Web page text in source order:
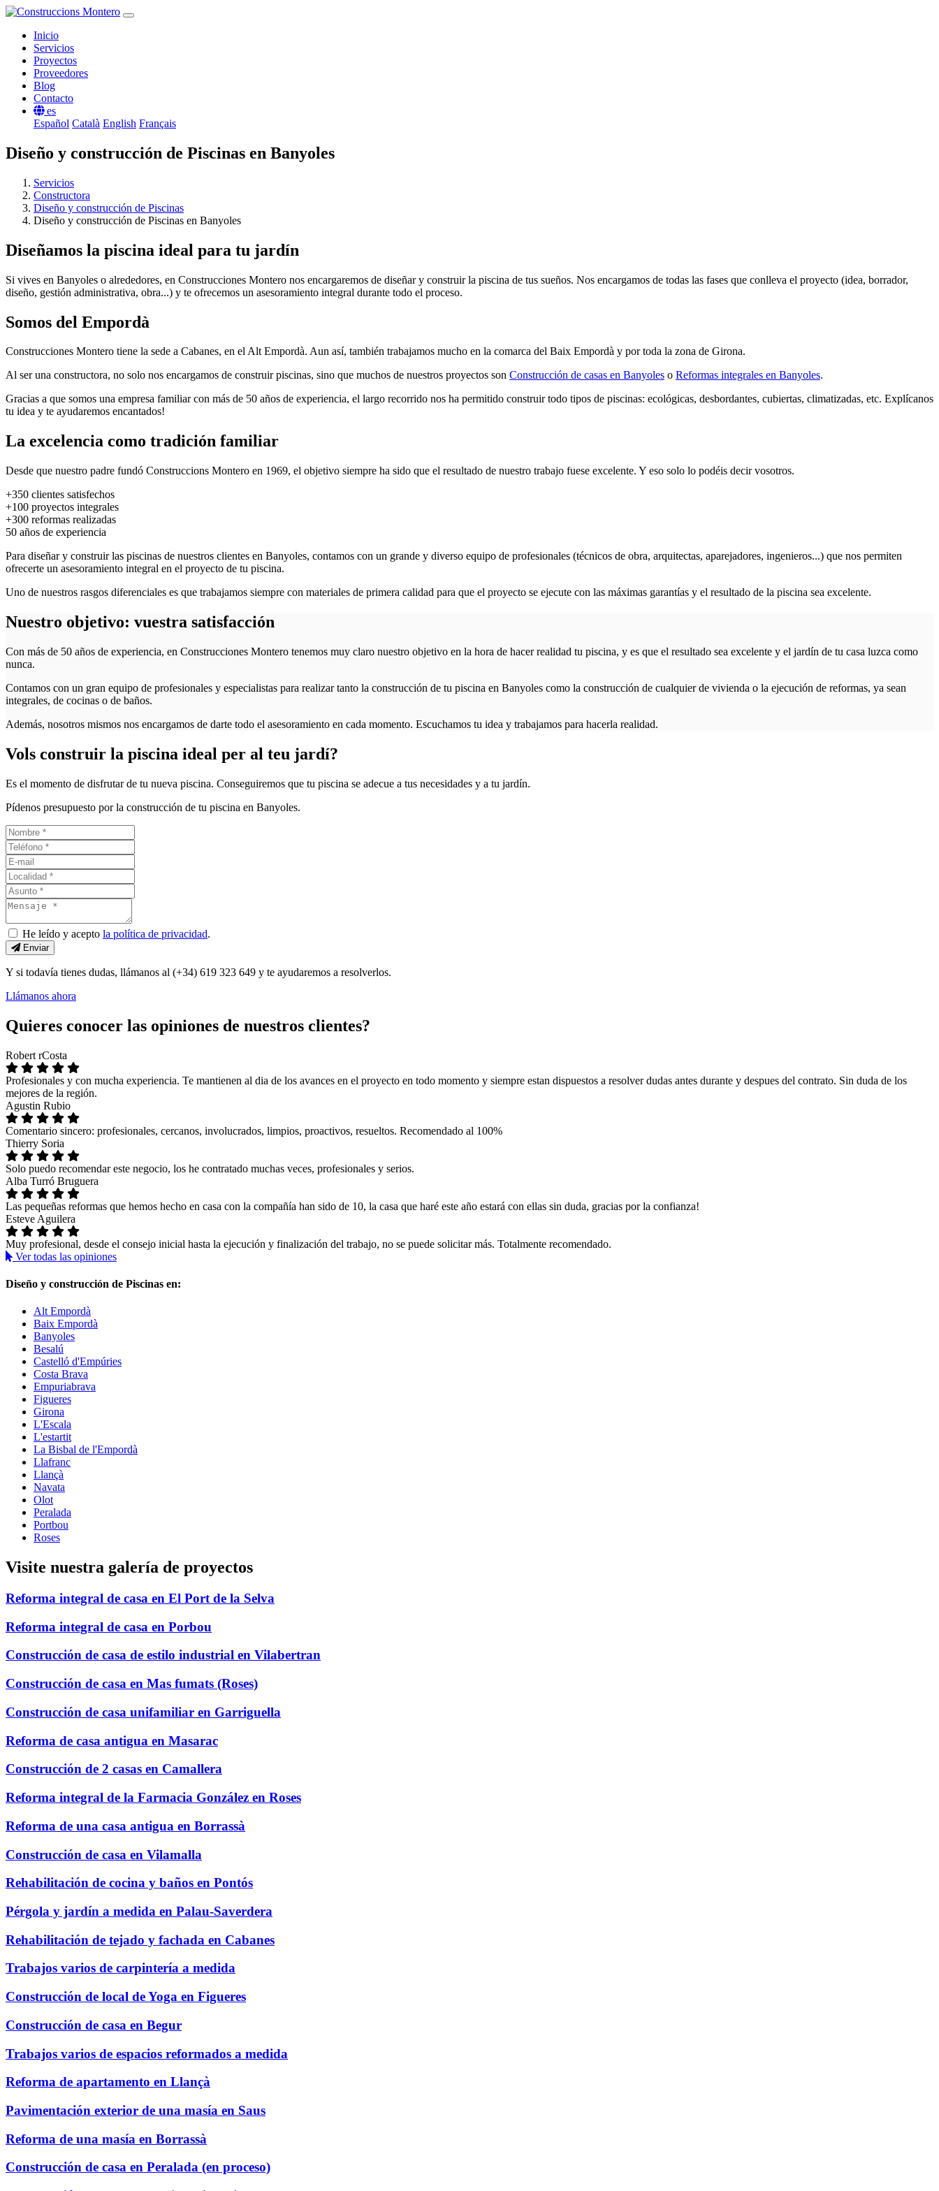
Inicio
Servicios
Proyectos
Proveedores
Blog
Contacto
es
Español Català English Français
Diseño y construcción de Piscinas en Banyoles
Servicios
Constructora
Diseño y construcción de Piscinas
Diseño y construcción de Piscinas en Banyoles
Diseñamos la piscina ideal para tu jardín
Si vives en Banyoles o alrededores, en Construcciones Montero nos encargaremos de diseñar y construir la piscina de tus sueños. Nos encargamos de todas las fases que conlleva el proyecto (idea, borrador,
diseño, gestión administrativa, obra...) y te ofrecemos un asesoramiento integral durante todo el proceso.
Somos del Empordà
Construcciones Montero tiene la sede a Cabanes, en el Alt Empordà. Aun así, también trabajamos mucho en la comarca del Baix Empordà y por toda la zona de Girona.
Al ser una constructora, no solo nos encargamos de construir piscinas, sino que muchos de nuestros proyectos son Construcción de casas en Banyoles o Reformas integrales en Banyoles.
Gracias a que somos una empresa familiar con más de 50 años de experiencia, el largo recorrido nos ha permitido construir todo tipos de piscinas: ecológicas, desbordantes, cubiertas, climatizadas, etc. Explícanos
tu idea y te ayudaremos encantados!
La excelencia como tradición familiar
Desde que nuestro padre fundó Construccions Montero en 1969, el objetivo siempre ha sido que el resultado de nuestro trabajo fuese excelente. Y eso solo lo podéis decir vosotros.
+350 clientes satisfechos
+100 proyectos integrales
+300 reformas realizadas
50 años de experiencia
Para diseñar y construir las piscinas de nuestros clientes en Banyoles, contamos con un grande y diverso equipo de profesionales (técnicos de obra, arquitectas, aparejadores, ingenieros...) que nos permiten
ofrecerte un asesoramiento integral en el proyecto de tu piscina.
Uno de nuestros rasgos diferenciales es que trabajamos siempre con materiales de primera calidad para que el proyecto se ejecute con las máximas garantías y el resultado de la piscina sea excelente.
Nuestro objetivo: vuestra satisfacción
Con más de 50 años de experiencia, en Construcciones Montero tenemos muy claro nuestro objetivo en la hora de hacer realidad tu piscina, y es que el resultado sea excelente y el jardín de tu casa luzca como
nunca.
Contamos con un gran equipo de profesionales y especialistas para realizar tanto la construcción de tu piscina en Banyoles como la construcción de cualquier de vivienda o la ejecución de reformas, ya sean
integrales, de cocinas o de baños.
Además, nosotros mismos nos encargamos de darte todo el asesoramiento en cada momento. Escuchamos tu idea y trabajamos para hacerla realidad.
Vols construir la piscina ideal per al teu jardí?
Es el momento de disfrutar de tu nueva piscina. Conseguiremos que tu piscina se adecue a tus necesidades y a tu jardín.
Pídenos presupuesto por la construcción de tu piscina en Banyoles.
He leído y acepto la política de privacidad.
Enviar
Y si todavía tienes dudas, llámanos al (+34) 619 323 649 y te ayudaremos a resolverlos.
Llámanos ahora
Quieres conocer las opiniones de nuestros clientes?
Robert rCosta
Profesionales y con mucha experiencia. Te mantienen al dia de los avances en el proyecto en todo momento y siempre estan dispuestos a resolver dudas antes durante y despues del contrato. Sin duda de los
mejores de la región.
Agustin Rubio
Comentario sincero: profesionales, cercanos, involucrados, limpios, proactivos, resueltos. Recomendado al 100%
Thierry Soria
Solo puedo recomendar este negocio, los he contratado muchas veces, profesionales y serios.
Alba Turró Bruguera
Las pequeñas reformas que hemos hecho en casa con la compañía han sido de 10, la casa que haré este año estará con ellas sin duda, gracias por la confianza!
Esteve Aguilera
Muy profesional, desde el consejo inicial hasta la ejecución y finalización del trabajo, no se puede solicitar más. Totalmente recomendado.
Ver todas las opiniones
Diseño y construcción de Piscinas en:
Alt Empordà
Baix Empordà
Banyoles
Besalú
Castelló d'Empúries
Costa Brava
Empuriabrava
Figueres
Girona
L'Escala
L'estartit
La Bisbal de l'Empordà
Llafranc
Llançà
Navata
Olot
Peralada
Portbou
Roses
Visite nuestra galería de proyectos
Reforma integral de casa en El Port de la Selva
Reforma integral de casa en Porbou
Construcción de casa de estilo industrial en Vilabertran
Construcción de casa en Mas fumats (Roses)
Construcción de casa unifamiliar en Garriguella
Reforma de casa antigua en Masarac
Construcción de 2 casas en Camallera
Reforma integral de la Farmacia González en Roses
Reforma de una casa antigua en Borrassà
Construcción de casa en Vilamalla
Rehabilitación de cocina y baños en Pontós
Pérgola y jardín a medida en Palau-Saverdera
Rehabilitación de tejado y fachada en Cabanes
Trabajos varios de carpintería a medida
Construcción de local de Yoga en Figueres
Construcción de casa en Begur
Trabajos varios de espacios reformados a medida
Reforma de apartamento en Llançà
Pavimentación exterior de una masía en Saus
Reforma de una masía en Borrassà
Construcción de casa en Peralada (en proceso)